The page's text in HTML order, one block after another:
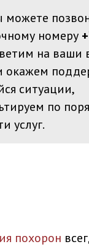
можете
номеру
на ваши
окажем
ситуации,
по
услуг.
похорон